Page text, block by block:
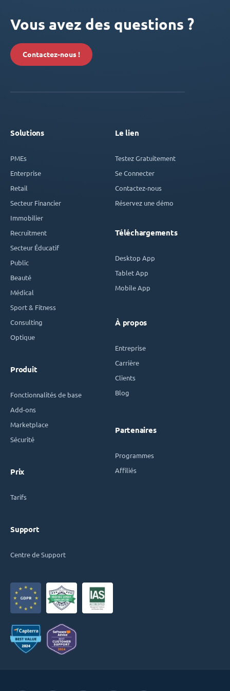
Vous avez des questions ?
Contactez-nous !
Solutions
PMEs
Enterprise
Retail
Secteur Financier
Immobilier
Recruitment
Secteur Éducatif
Public
Beauté
Médical
Sport & Fitness
Consulting
Optique
Produit
Fonctionnalités de base
Add-ons
Marketplace
Sécurité
Prix
Tarifs
Support
Centre de Support
Le lien
Testez Gratuitement
Se Connecter
Contactez-nous
Réservez une démo
Téléchargements
Desktop App
Tablet App
Mobile App
À propos
Entreprise
Carrière
Clients
Blog
Partenaires
Programmes
Affiliés